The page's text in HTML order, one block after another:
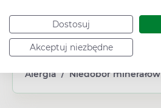
Dostosuj
Akceptuj niezbędne
Układ kostno-stawowy
Działanie/właściwości:
Uzupełniające dietę
Alergia / Niedobór minerałów